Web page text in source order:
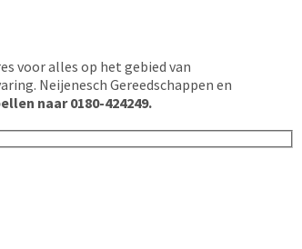
voor alles op het gebied van
Neijenesch Gereedschappen en
naar 0180-424249.